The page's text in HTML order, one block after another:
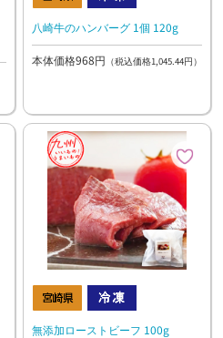
八崎牛のハンバーグ 1個 120g
本体価格968円 （税込価格1,045.44円）
無添加ローストビーフ 100g